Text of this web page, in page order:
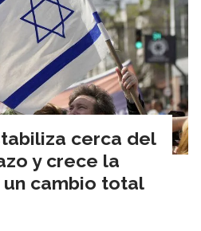
cerca del
y crece la
cambio total